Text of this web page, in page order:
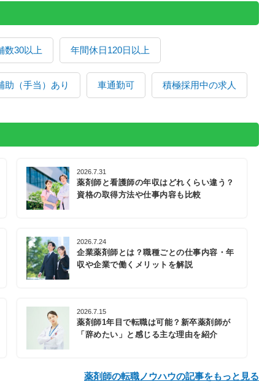
数30以上 年間休日120日以上
助（手当）あり 車通勤可 積極採用中の求人
2026.7.31
薬剤師と看護師の年収はどれくらい違う？
資格の取得方法や仕事内容も比較
2026.7.24
企業薬剤師とは？職種ごとの仕事内容・年
収や企業で働くメリットを解説
2026.7.15
薬剤師1年目で転職は可能？新卒薬剤師が
「辞めたい」と感じる主な理由を紹介
薬剤師の転職ノウハウの記事をもっと見る